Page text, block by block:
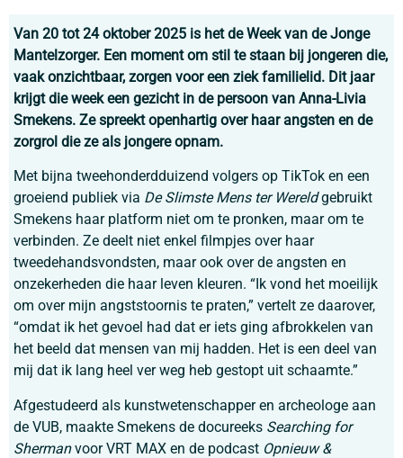
Van 20 tot 24 oktober 2025 is het de Week van de Jonge
Mantelzorger. Een moment om stil te staan bij jongeren die,
vaak onzichtbaar, zorgen voor een ziek familielid. Dit jaar
krijgt die week een gezicht in de persoon van Anna-Livia
Smekens. Ze spreekt openhartig over haar angsten en de
zorgrol die ze als jongere opnam.
Met bijna tweehonderdduizend volgers op TikTok en een
groeiend publiek via De Slimste Mens ter Wereldgebruikt
Smekens haar platform niet om te pronken, maar om te
verbinden. Ze deelt niet enkel filmpjes over haar
tweedehandsvondsten, maar ook over de angsten en
onzekerheden die haar leven kleuren. “Ik vond het moeilijk
om over mijn angststoornis te praten,” vertelt ze daarover,
“omdat ik het gevoel had dat er iets ging afbrokkelen van
het beeld dat mensen van mij hadden. Het is een deel van
mij dat ik lang heel ver weg heb gestopt uit schaamte.”
Afgestudeerd als kunstwetenschapper en archeologe aan
de VUB, maakte Smekens de docureeks Searching for
Shermanvoor VRT MAX en de podcast Opnieuw &